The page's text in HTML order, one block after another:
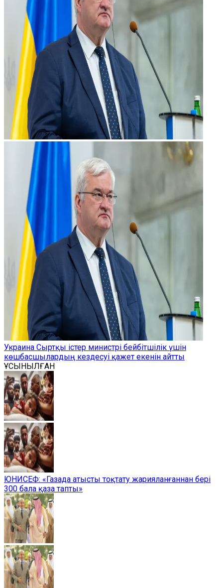
Украина Сыртқы істер министрі бейбітшілік үшін
көшбасшылардың кездесуі қажет екенін айтты
ҰСЫНЫЛҒАН
ЮНИСЕФ: «Газада атысты тоқтату жарияланғаннан бері
300 бала қаза тапты»